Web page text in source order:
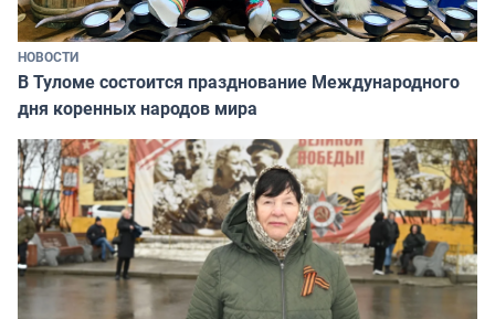
НОВОСТИ
В Туломе состоится празднование Международного
дня коренных народов мира